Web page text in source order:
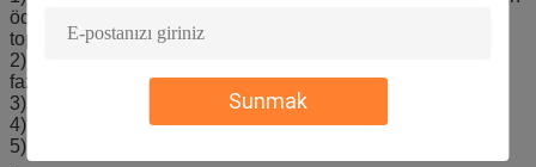
Sunmak
ödeme, teslim etmeden önce ödenecek, aynı zamanda
toplam miktarına göre değişir
2). Üretim kurşun süresi az 20 metrekare: 8-15days, 50 den
fazla metrekare: 30gün
3). Örnek, 3 gün zarfında sevk edilebilir
4). Sevk limanı: Shenzhen, Çin Halk Cumhuriyeti
5). Sipariş miktarları sipariş miktarlarına göre verilir.